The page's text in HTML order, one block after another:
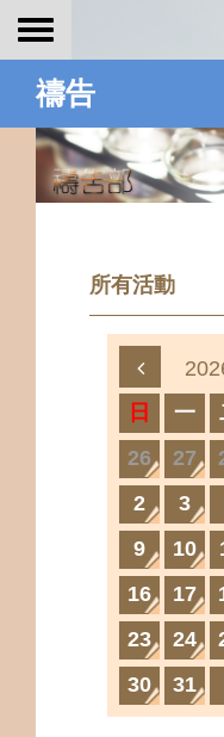
Toggle
禱告
所有活動
日
一
26
27
2
3
9
10
16
17
23
24
30
31